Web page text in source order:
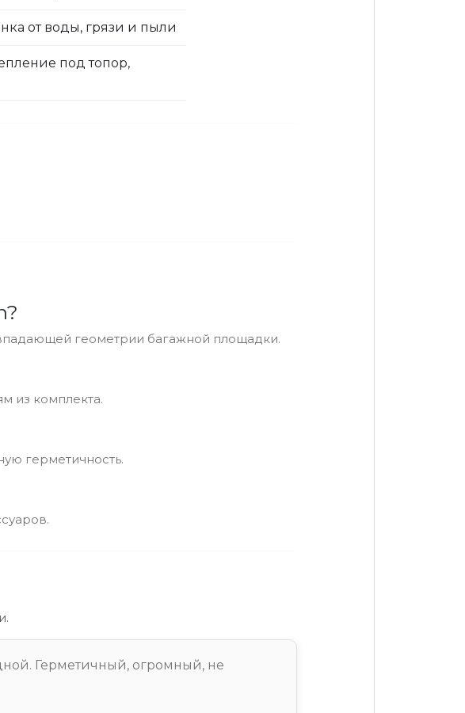
от воды, грязи и пыли
под топор,
геометрии багажной площадки.
из комплекта.
герметичность.
Герметичный, огромный, не